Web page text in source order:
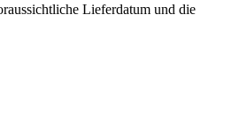
Lieferdatum und die